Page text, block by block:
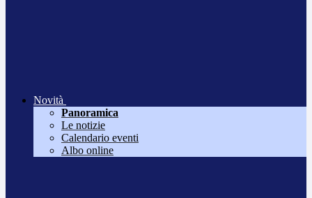
Novità
Panoramica
Le notizie
Calendario eventi
Albo online